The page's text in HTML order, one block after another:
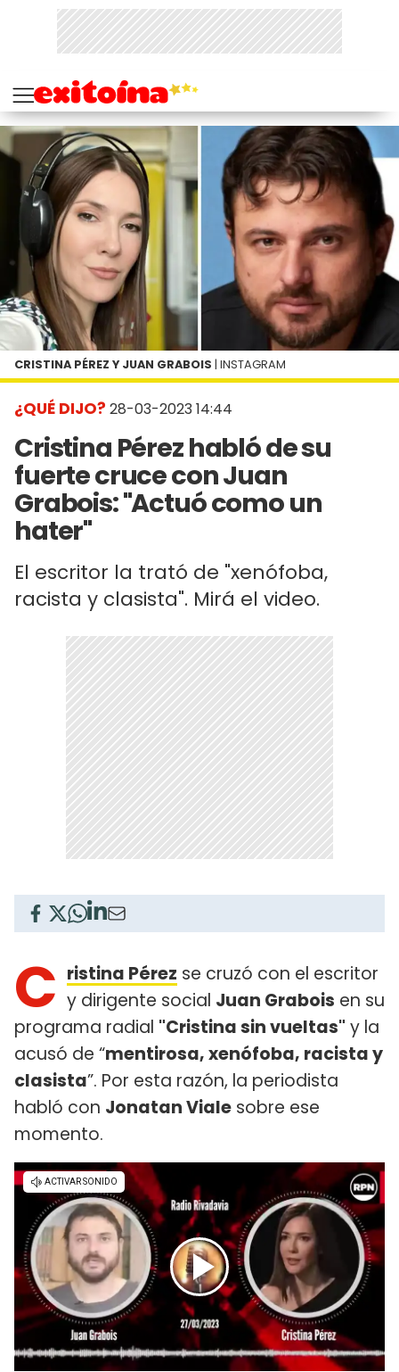
¿QUÉ DIJO? 28-03-2023 14:44
Cristina Pérez habló de su
fuerte cruce con Juan
Grabois: "Actuó como un
hater"
El escritor la trató de "xenófoba,
racista y clasista". Mirá el video.
CRISTINA PÉREZ Y JUAN GRABOIS | INSTAGRAM
C ristina Pérez se cruzó con el escritor
y dirigente social Juan Grabois en su
programa radial "Cristina sin vueltas" y la
acusó de “mentirosa, xenófoba, racista y
clasista”. Por esta razón, la periodista
habló con Jonatan Viale sobre ese
momento.